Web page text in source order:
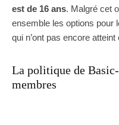
est de 16 ans. Malgré cet
ensemble les options pour
qui n’ont pas encore atteint
La politique de
membres